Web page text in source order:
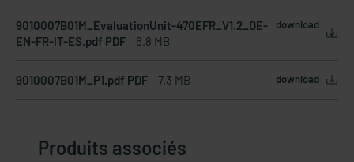
9010007B01M_EvaluationUnit-470EFR_V1.2_DE-
EN-FR-IT-ES.pdf PDF
6.8 MB
download
9010007B01M_P1.pdf PDF 7.3 MB download
Produits associés